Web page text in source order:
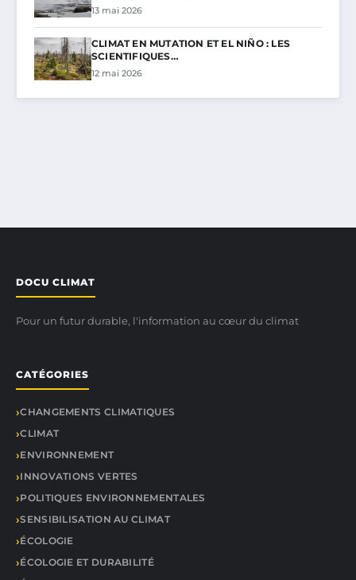
13 mai 2026
CLIMAT EN MUTATION ET EL NIÑO : LES
SCIENTIFIQUES…
12 mai 2026
DOCU CLIMAT
Pour un futur durable, l'information au cœur du climat
CATÉGORIES
CHANGEMENTS CLIMATIQUES
CLIMAT
ENVIRONNEMENT
INNOVATIONS VERTES
POLITIQUES ENVIRONNEMENTALES
SENSIBILISATION AU CLIMAT
ÉCOLOGIE
ÉCOLOGIE ET DURABILITÉ